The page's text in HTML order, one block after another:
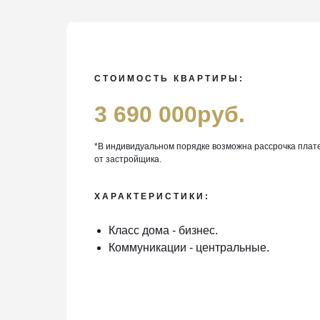
СТОИМОСТЬ КВАРТИРЫ:
ХАРАКТЕРИСТИКИ:
3 690 000руб.
*В индивидуальном порядке возможна рассрочка
от застройщика.
Класс дома - бизнес.
Коммуникации - центральные.